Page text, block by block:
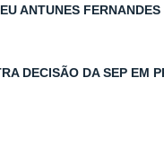
ANTUNES
DECISÃO DA SEP EM